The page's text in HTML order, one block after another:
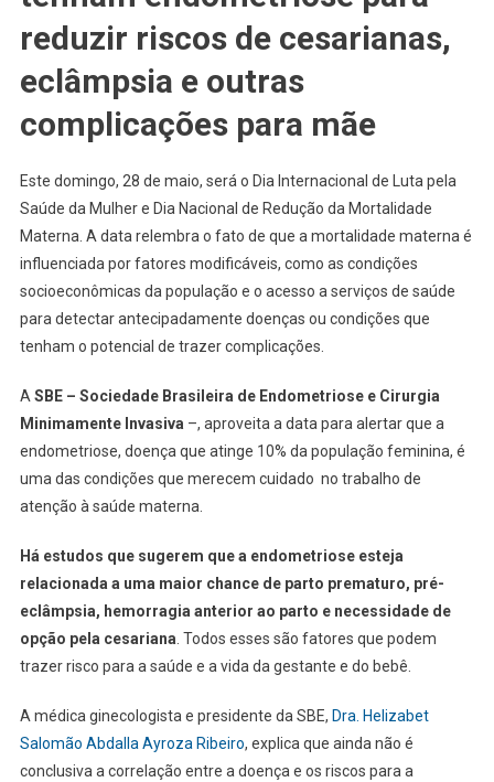
reduzir riscos de cesarianas,
eclâmpsia e outras
complicações para mãe
Este domingo, 28 de maio, será o Dia Internacional de Luta pela
Saúde da Mulher e Dia Nacional de Redução da Mortalidade
Materna. A data relembra o fato de que a mortalidade materna é
influenciada por fatores modificáveis, como as condições
socioeconômicas da população e o acesso a serviços de saúde
para detectar antecipadamente doenças ou condições que
tenham o potencial de trazer complicações.
ASBE – Sociedade Brasileira de Endometriose e Cirurgia
Minimamente Invasiva –, aproveita a data para alertar que a
endometriose, doença que atinge 10% da população feminina, é
uma das condições que merecem cuidado no trabalho de
atenção à saúde materna.
Há estudos que sugerem que a endometriose esteja
relacionada a uma maior chance de parto prematuro, pré-
eclâmpsia, hemorragia anterior ao parto e necessidade de
opção pela cesariana. Todos esses são fatores que podem
trazer risco para a saúde e a vida da gestante e do bebê.
A médica ginecologista e presidente da SBE, Dra. Helizabet
Salomão Abdalla Ayroza Ribeiro, explica que ainda não é
conclusiva a correlação entre a doença e os riscos para a